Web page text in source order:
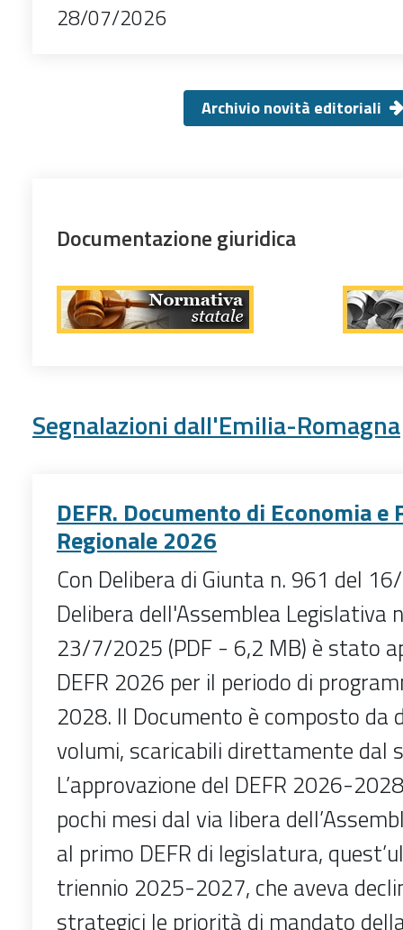
28/07/2026
Archivio novità editoriali
Documentazione giuridica
Segnalazioni dall'Emilia-Romagna
DEFR. Documento di Economia e
Regionale 2026
Con Delibera di Giunta n. 961 del
Delibera dell'Assemblea Legislativa
23/7/2025 (PDF - 6,2 MB) è stato
DEFR 2026 per il periodo di
2028. Il Documento è composto da
volumi, scaricabili direttamente dal
L’approvazione del DEFR 2026-
pochi mesi dal via libera
al primo DEFR di legislatura,
triennio 2025-2027, che aveva
strategici le priorità di mandato